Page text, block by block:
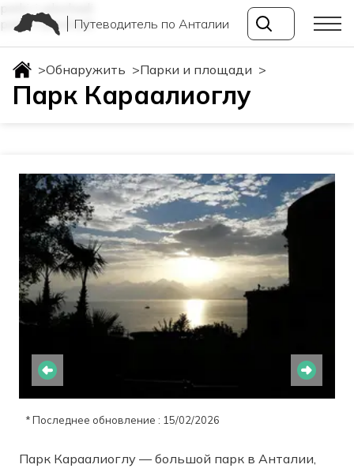
parki-i-ploshadi
parki-i-ploshadiПутеводитель по Анталии
>Обнаружить >Парки и площади >
Парк Караалиоглу
* Последнее обновление : 15/02/2026
Парк Караалиоглу — большой парк в Анталии,